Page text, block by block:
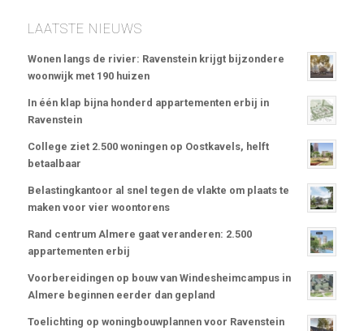
LAATSTE NIEUWS
Wonen langs de rivier: Ravenstein krijgt bijzondere
woonwijk met 190 huizen
In één klap bijna honderd appartementen erbij in
Ravenstein
College ziet 2.500 woningen op Oostkavels, helft
betaalbaar
Belastingkantoor al snel tegen de vlakte om plaats te
maken voor vier woontorens
Rand centrum Almere gaat veranderen: 2.500
appartementen erbij
Voorbereidingen op bouw van Windesheimcampus in
Almere beginnen eerder dan gepland
Toelichting op woningbouwplannen voor Ravenstein